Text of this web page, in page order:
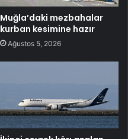
Muğla’daki mezbahalar
kurban kesimine hazır
Ağustos 5, 2026